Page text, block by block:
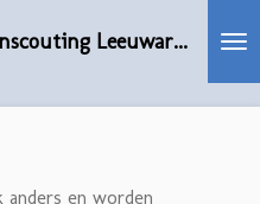
Luwt Stam Studentenscouting Leeuwarden
en worden